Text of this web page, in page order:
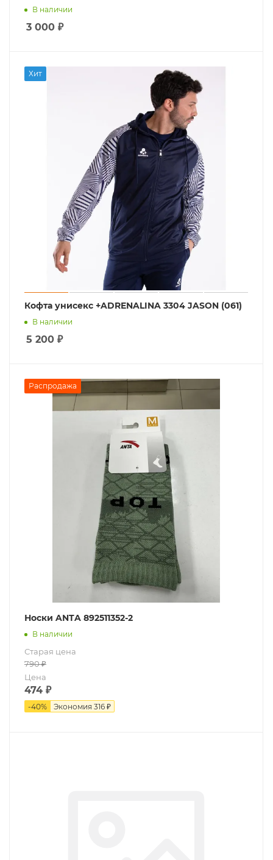
В наличии
3 000 ₽
Хит
Кофта унисекс +ADRENALINA 3304 JASON (061)
В наличии
5 200 ₽
Распродажа
Носки ANTA 892511352-2
В наличии
Старая цена
790₽
Цена
474 ₽
-40% Экономия 316 ₽